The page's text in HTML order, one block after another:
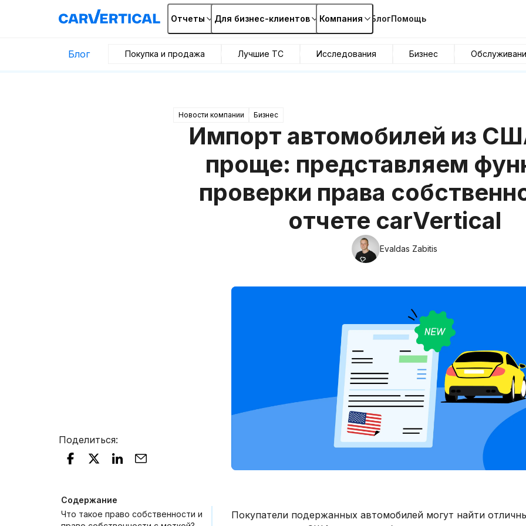
Отчеты Для бизнес-клиентов Компания БлогПомощь
Блог Покупка и продажа Лучшие ТС Исследования Бизнес
Новости компании Бизнес
Импорт автомобилей из
проще: представляем
проверки права
отчете carVertical
Evaldas Zabitis
Поделиться:
Содержание
Что такое право собственности и
Покупатели подержанных автомобилей могут найти